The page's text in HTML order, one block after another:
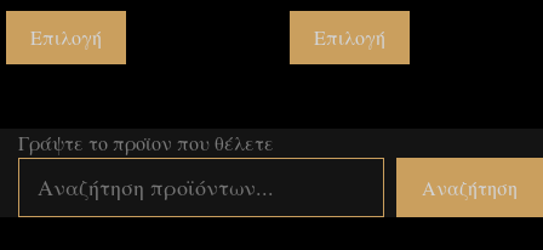
Επιλογή Επιλογή
Γράψτε το προϊον που θέλετε
Αναζήτηση